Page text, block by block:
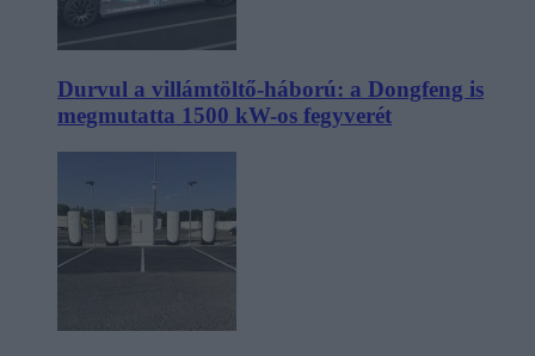
Durvul a villámtöltő-háború: a Dongfeng is
megmutatta 1500 kW-os fegyverét